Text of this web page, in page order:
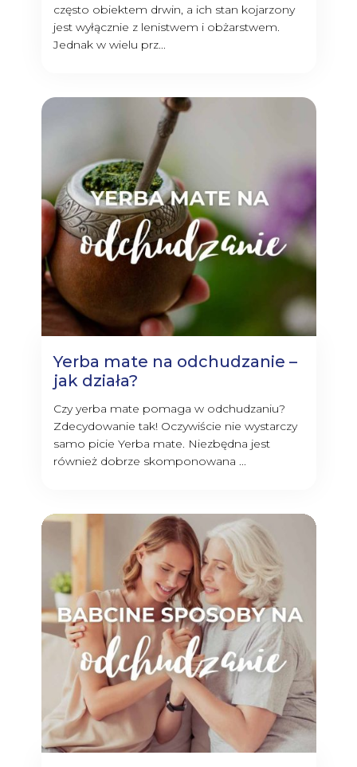
często obiektem drwin, a ich stan kojarzony
jest wyłącznie z lenistwem i obżarstwem.
Jednak w wielu prz...
Yerba mate na odchudzanie –
jak działa?
Czy yerba mate pomaga w odchudzaniu?
Zdecydowanie tak! Oczywiście nie wystarczy
samo picie Yerba mate. Niezbędna jest
również dobrze skomponowana ...